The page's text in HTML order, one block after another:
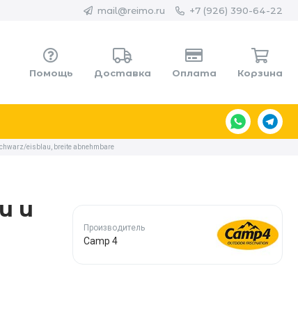
mail@reimo.ru +7 (926) 390-64-22
Помощь Доставка Оплата Корзина
eisblau, breite abnehmbare
и
Производитель
Camp 4